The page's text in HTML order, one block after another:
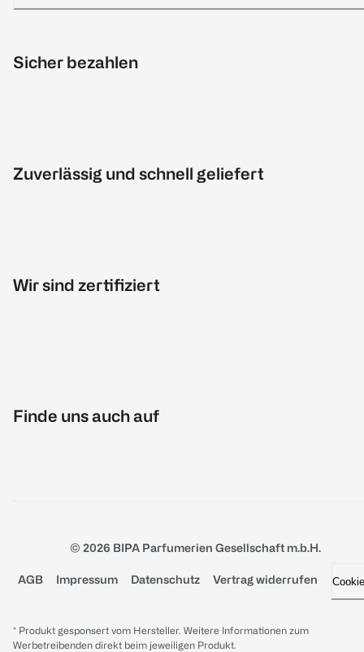
Sicher bezahlen
Zuverlässig und schnell geliefert
Wir sind zertifiziert
Finde uns auch auf
© 2026 BIPA Parfumerien Gesellschaft m.b.H.
AGB Impressum Datenschutz Vertrag widerrufen
* Produkt gesponsert vom Hersteller. Weitere Informationen zum
Werbetreibenden direkt beim jeweiligen Produkt.